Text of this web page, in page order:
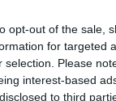
opt-out of the sale,
for targeted
selection. Please
interest-based
to third